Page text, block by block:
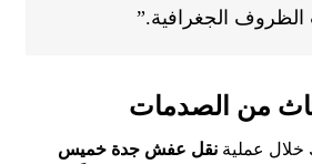
الجغرافية.”
من الصدمات
خلال عمليةنقل عفش جدة خميس